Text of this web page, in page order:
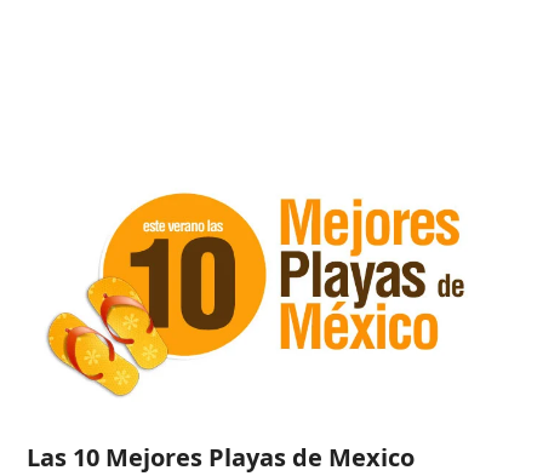
Las 10 Mejores Playas de Mexico